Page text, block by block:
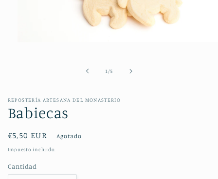
modal
1 /de5
REPOSTERÍA ARTESANA DEL MONASTERIO
Babiecas
Precio
habitual
€5,50 EUR Agotado
Impuesto incluido.
Cantidad